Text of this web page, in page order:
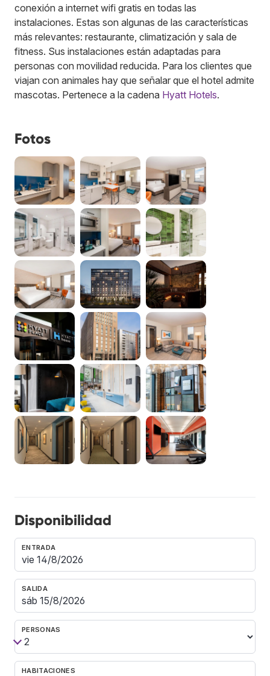
conexión a internet wifi gratis en todas las
instalaciones. Estas son algunas de las características
más relevantes: restaurante, climatización y sala de
fitness. Sus instalaciones están adaptadas para
personas con movilidad reducida. Para los clientes que
viajan con animales hay que señalar que el hotel admite
mascotas. Pertenece a la cadena Hyatt Hotels.
Fotos
Disponibilidad
ENTRADA
SALIDA
PERSONAS
HABITACIONES